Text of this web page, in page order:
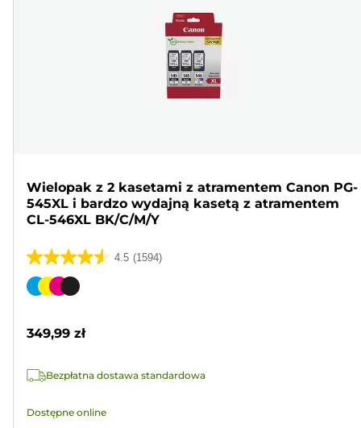
Wielopak z 2 kasetami z atramentem Canon PG-
545XL i bardzo wydajną kasetą z atramentem
CL-546XL BK/C/M/Y
4.5 (1594)
4.5
na
1594
Wkład
349,99 zł
Bezpłatna dostawa standardowa
Dostępne online